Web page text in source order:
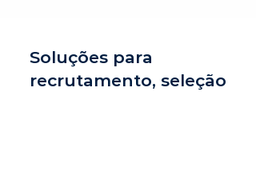
Soluções para
recrutamento, seleção